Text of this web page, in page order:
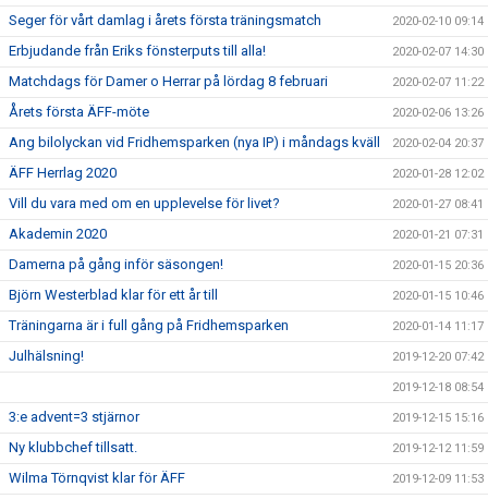
Seger för vårt damlag i årets första träningsmatch 2020-02-10 09:14
Erbjudande från Eriks fönsterputs till alla! 2020-02-07 14:30
Matchdags för Damer o Herrar på lördag 8 februari 2020-02-07 11:22
Årets första ÄFF-möte 2020-02-06 13:26
Ang bilolyckan vid Fridhemsparken (nya IP) i måndags kväll 2020-02-04 20:37
ÄFF Herrlag 2020 2020-01-28 12:02
Vill du vara med om en upplevelse för livet? 2020-01-27 08:41
Akademin 2020 2020-01-21 07:31
Damerna på gång inför säsongen! 2020-01-15 20:36
Björn Westerblad klar för ett år till 2020-01-15 10:46
Träningarna är i full gång på Fridhemsparken 2020-01-14 11:17
Julhälsning! 2019-12-20 07:42
2019-12-18 08:54
3:e advent=3 stjärnor 2019-12-15 15:16
Ny klubbchef tillsatt. 2019-12-12 11:59
Wilma Törnqvist klar för ÄFF 2019-12-09 11:53